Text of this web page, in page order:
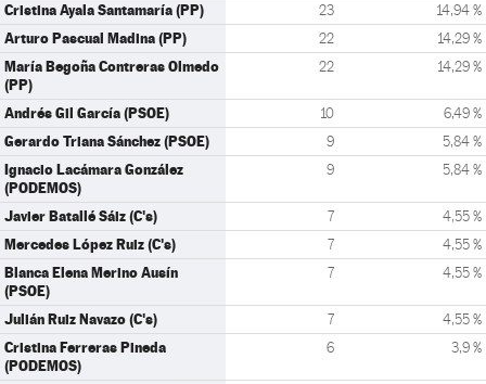
Cristina Ayala Santamaría (PP) 23 14,94 %
Arturo Pascual Madina (PP) 22 14,29 %
María Begoña Contreras Olmedo
(PP)
22 14,29 %
Andrés Gil García (PSOE) 10 6,49 %
Gerardo Triana Sánchez (PSOE) 9 5,84 %
Ignacio Lacámara González
(PODEMOS)
9 5,84 %
Javier Batallé Sáiz (C's) 7 4,55 %
Mercedes López Ruiz (C's) 7 4,55 %
Blanca Elena Merino Ausín
(PSOE)
7 4,55 %
Julián Ruiz Navazo (C's) 7 4,55 %
Cristina Ferreras Pineda
(PODEMOS)
6 3,9 %